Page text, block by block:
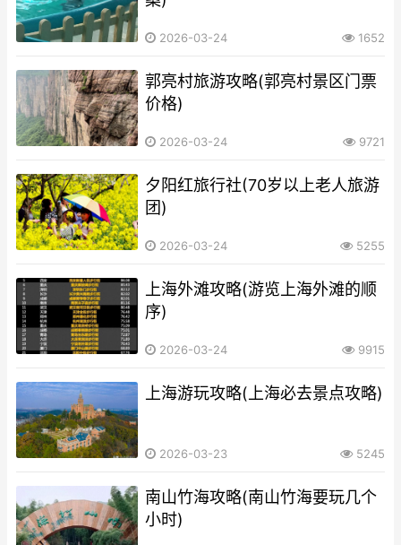
2026-03-24 1652
郭亮村旅游攻略(郭亮村景区门票
价格)
2026-03-24 9721
夕阳红旅行社(70岁以上老人旅游
团)
2026-03-24 5255
上海外滩攻略(游览上海外滩的顺
序)
2026-03-24 9915
上海游玩攻略(上海必去景点攻略)
2026-03-23 5245
南山竹海攻略(南山竹海要玩几个
小时)